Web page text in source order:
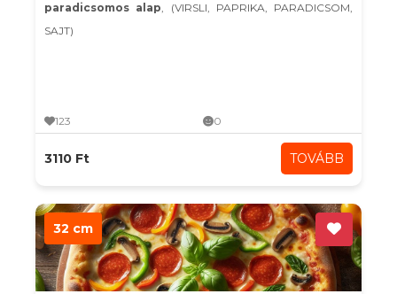
paradicsomos alap, (VIRSLI, PAPRIKA, PARADICSOM,
SAJT)
123 0
3110 Ft TOVÁBB
32 cm